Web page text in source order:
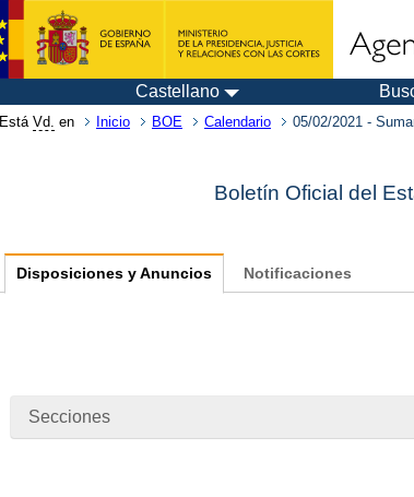
Castellano
Está Vd. en Inicio BOE Calendario 05/02/2021 -
Boletín Oficial del
Disposiciones y Anuncios Notificaciones
Secciones